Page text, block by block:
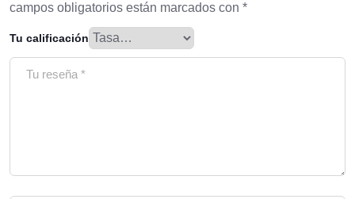
campos obligatorios están marcados con *
Tu calificación